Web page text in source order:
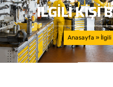
İLGILI KIŞI
Anasayfa » İlgili